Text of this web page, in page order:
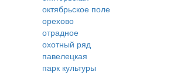
октябрьское поле
орехово
отрадное
охотный ряд
павелецкая
парк культуры